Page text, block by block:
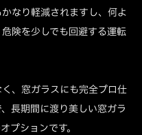
なり軽減されますし、何よ
険を少しでも回避する運転
、窓ガラスにも完全プロ仕
長期間に渡り美しい窓ガラ
プションです。